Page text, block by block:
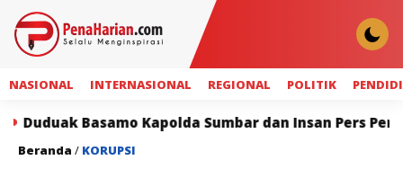
NASIONAL INTERNASIONAL REGIONAL POLITIK
Kapolda Sumbar dan Insan Pers Perkuat Sinergi
Beranda / KORUPSI